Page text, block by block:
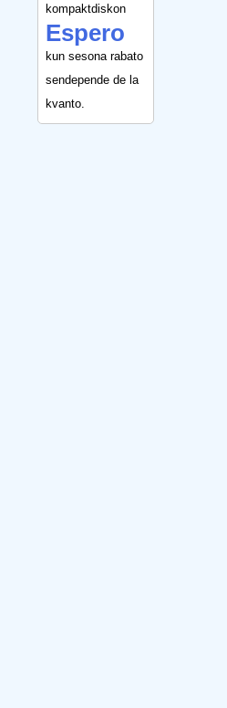
kompaktdiskon
Espero
kun sesona rabato
sendepende de la
kvanto.